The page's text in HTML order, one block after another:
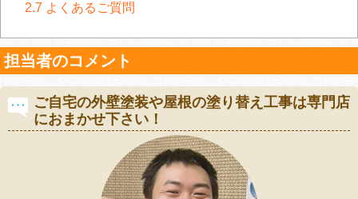
2.7 よくあるご質問
担当者のコメント
ご自宅の外壁塗装や屋根の塗り替え工事は専門店
におまかせ下さい！